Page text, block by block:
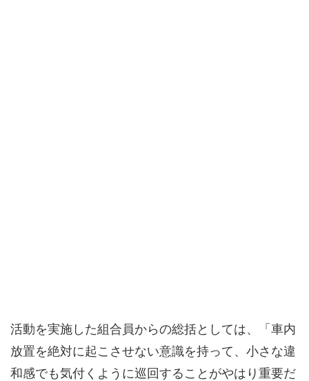
活動を実施した組合員からの総括としては、「車内
放置を絶対に起こさせない意識を持って、小さな違
和感でも気付くように巡回することがやはり重要だ